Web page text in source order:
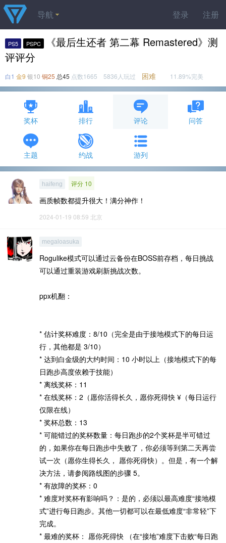
登录 注册
导航
PS5 PSPC
《最后生还者 第二幕 Remastered》测
评评分
白1 金9 银10 铜25 总45 点数1665 5836人玩过 困难 11.89%完美
奖杯 排行 评论 问答
主题 约战 游列
haifeng 评分 10
画质帧数都提升很大！满分神作！
2024-01-19 08:59 北京
megaloasuka
Rogulike模式可以通过云备份在BOSS前存档，每日挑战
可以通过重装游戏刷新挑战次数。
ppx机翻：
* 估计奖杯难度：8/10（完全是由于接地模式下的每日运
行，其他都是 3/10）
* 达到白金级的大约时间：10 小时以上（接地模式下的每
日跑步高度依赖于技能）
* 离线奖杯：11
* 在线奖杯：2（愿你活得长久，愿你死得快 ¥（每日运行
仅限在线）
* 奖杯总数：13
* 可能错过的奖杯数量：每日跑步的2个奖杯是半可错过
的，如果你在每日跑步中失败了，你必须等到第二天再尝
试一次（愿你生得长久， 愿你死得快）。但是，有一个解
决方法，请参阅路线图的步骤 5。
* 有故障的奖杯：0
* 难度对奖杯有影响吗？：是的，必须以最高难度“接地模
式”进行每日跑步。其他一切都可以在最低难度“非常轻”下
完成。
* 最难的奖杯： 愿你死得快 （在“接地”难度下击败“每日跑